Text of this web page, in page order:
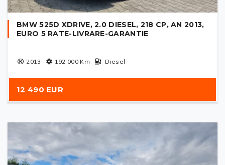
BMW 525D XDRIVE, 2.0 DIESEL, 218 CP, AN 2013,
EURO 5 RATE-LIVRARE-GARANTIE
2013 192 000Km Diesel
12 490 EUR